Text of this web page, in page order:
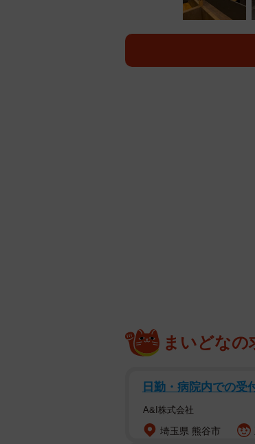
まいどなの
日勤・病院内での受
A&I株式会社
埼玉県 熊谷市